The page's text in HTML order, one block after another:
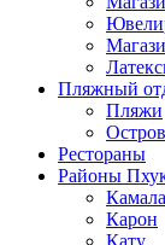
Пляжный
Пляжи
Рестораны
Районы
Камала
Карон
Кату